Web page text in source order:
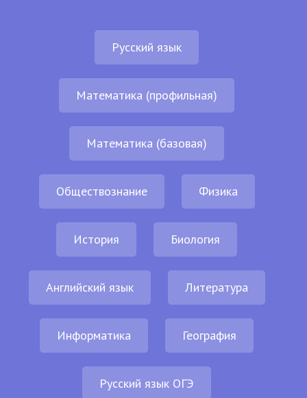
Русский язык
Математика (профильная)
Математика (базовая)
Обществознание Физика
История Биология
Английский язык Литература
Информатика География
Русский язык ОГЭ